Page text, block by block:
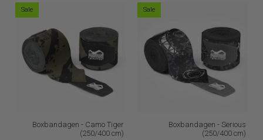
Sale
Boxbandagen - Camo Tiger
(250/400 cm)
Sale
Boxbandagen - Serious
(250/400 cm)